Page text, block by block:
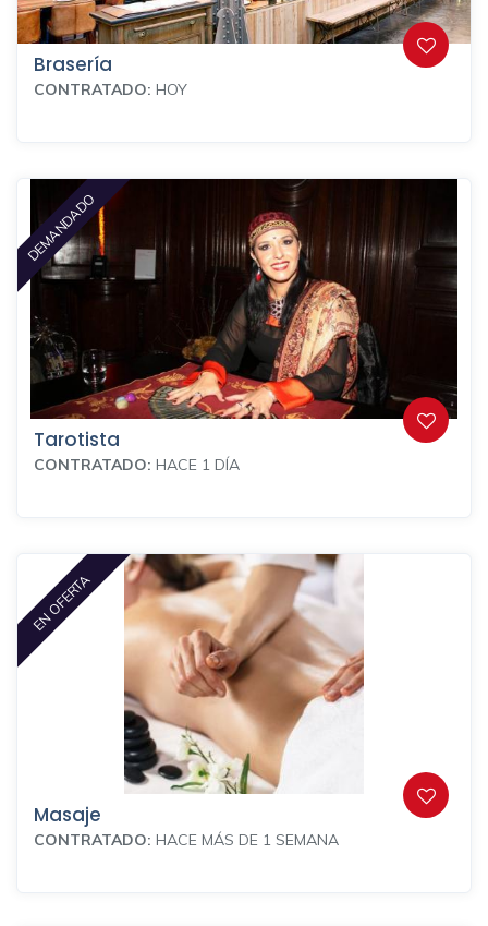
Brasería
CONTRATADO: HOY
DEMANDADO
Tarotista
CONTRATADO: HACE 1 DÍA
EN OFERTA
Masaje
CONTRATADO: HACE MÁS DE 1 SEMANA